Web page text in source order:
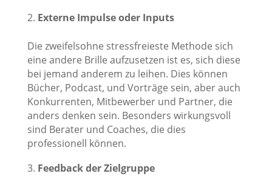
Externe Impulse oder Inputs
Die zweifelsohne stressfreieste Methode sich
eine andere Brille aufzusetzen ist es, sich diese
bei jemand anderem zu leihen. Dies können
Bücher, Podcast, und Vorträge sein, aber auch
Konkurrenten, Mitbewerber und Partner, die
anders denken sein. Besonders wirkungsvoll
sind Berater und Coaches, die dies
professionell können.
Feedback der Zielgruppe